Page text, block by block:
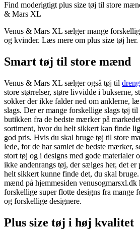
Find moderigtigt plus size tøj til store
& Mars XL
Venus & Mars XL sælger mange
og kvinder. Læs mere om plus size tøj her.
Smart tøj til store mænd
Venus & Mars XL sælger også tøj til
store størrelser, støre livvidde i bukserne,
sokker der ikke falder ned om anklerne,
slags. Der er mange forskellige slags tøj
butikken fra de bedste mærker på
sortiment, hvor du helt sikkert kan finde
god pris. Hvis du skal bruge tøj til store
lede, for de har samlet de bedste mærker,
stort tøj og i designs med gode materialer
ikke andenrangs tøj, der sælges her, det
helt sikkert kunne finde det, du skal
mænd på hjemmesiden
forskellige super flotte designs fra mange
og forskellige designere.
Plus size tøj i høj kvalitet